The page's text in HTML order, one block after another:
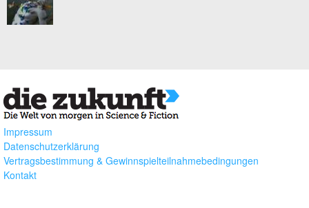
Impressum
Datenschutzerklärung
Vertragsbestimmung & Gewinnspielteilnahmebedingungen
Kontakt